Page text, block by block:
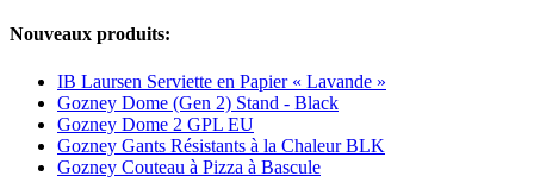
Nouveaux produits:
IB Laursen Serviette en Papier « Lavande »
Gozney Dome (Gen 2) Stand - Black
Gozney Dome 2 GPL EU
Gozney Gants Résistants à la Chaleur BLK
Gozney Couteau à Pizza à Bascule